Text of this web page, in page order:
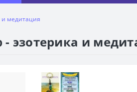
и медитация
эзотерика и